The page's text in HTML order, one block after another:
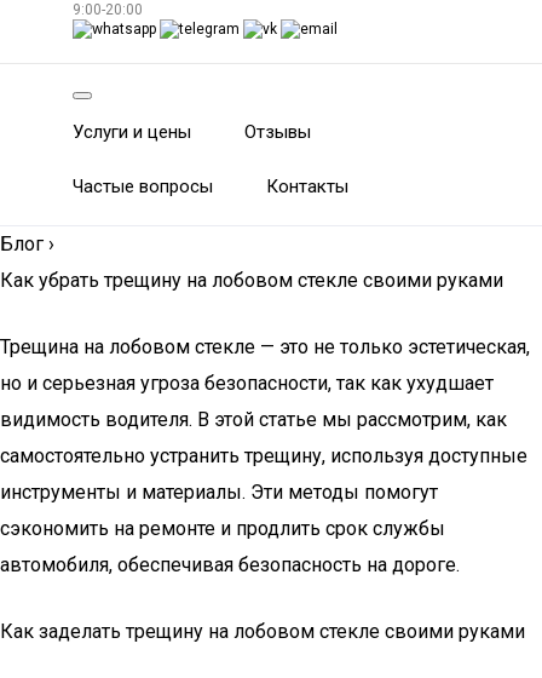
9:00-20:00
Услуги и цены Отзывы
Частые вопросы Контакты
Блог ›
Как убрать трещину на лобовом стекле своими руками
Трещина на лобовом стекле — это не только эстетическая,
но и серьезная угроза безопасности, так как ухудшает
видимость водителя. В этой статье мы рассмотрим, как
самостоятельно устранить трещину, используя доступные
инструменты и материалы. Эти методы помогут
сэкономить на ремонте и продлить срок службы
автомобиля, обеспечивая безопасность на дороге.
Как заделать трещину на лобовом стекле своими руками